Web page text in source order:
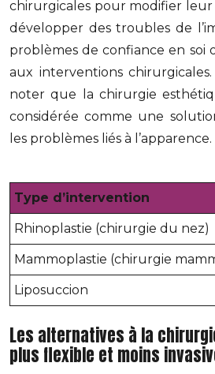
chirurgicales pour modifier
développer des troubles de
problèmes de confiance en soi
aux interventions
noter que la chirurgie
considérée comme une
les problèmes liés à l’apparence.
Type d’intervention
Rhinoplastie (chirurgie du nez)
Mammoplastie (chirurgie
Liposuccion
Les alternatives à la
plus flexible et moins